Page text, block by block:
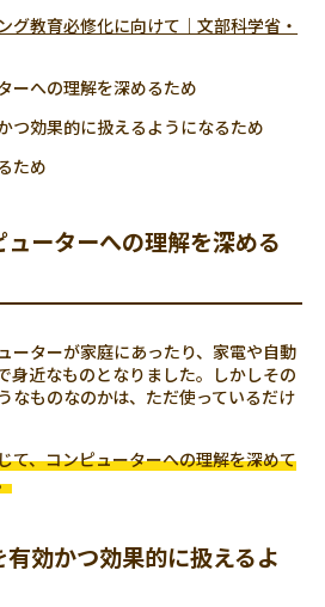
グ教育必修化に向けて｜文部科学省・
ーへの理解を深めるため
つ効果的に扱えるようになるため
ため
ーターへの理解を深める
ーターが家庭にあったり、家電や自動
身近なものとなりました。しかしその
なものなのかは、ただ使っているだけ
て、コンピューターへの理解を深めて
効かつ効果的に扱えるよ